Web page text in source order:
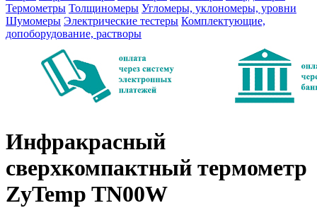
Термометры Толщиномеры Угломеры, уклономеры, уровни
Шумомеры Электрические тестеры Комплектующие,
допоборудование, растворы
Инфракрасный
сверхкомпактный термометр
ZyTemp TN00W